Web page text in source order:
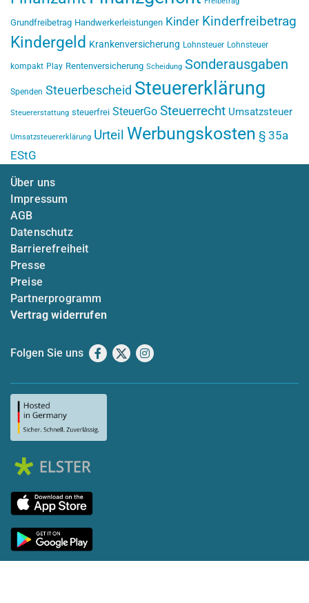
Grundfreibetrag Handwerkerleistungen Kinder Kinderfreibetrag
Kindergeld Krankenversicherung Lohnsteuer Lohnsteuer
kompakt Play Rentenversicherung Scheidung Sonderausgaben
Spenden Steuerbescheid Steuererklärung
Steuererstattung steuerfrei SteuerGo Steuerrecht Umsatzsteuer
Umsatzsteuererklärung Urteil Werbungskosten § 35a
EStG
Über uns
Impressum
AGB
Datenschutz
Barrierefreiheit
Presse
Preise
Partnerprogramm
Vertrag widerrufen
Folgen Sie uns Facebook
X Instagram